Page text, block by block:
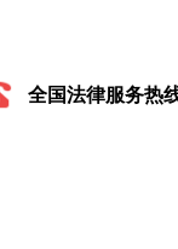
全国法律服务热